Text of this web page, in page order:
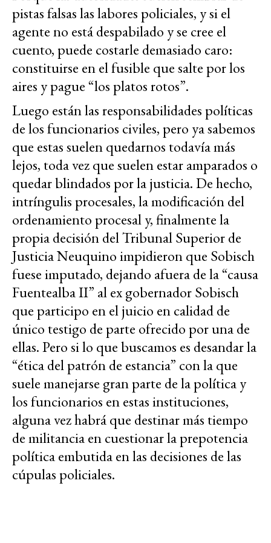
pistas falsas las labores policiales, y si el
agente no está despabilado y se cree el
cuento, puede costarle demasiado caro:
constituirse en el fusible que salte por los
aires y pague “los platos rotos”.
Luego están las responsabilidades políticas
de los funcionarios civiles, pero ya sabemos
que estas suelen quedarnos todavía más
lejos, toda vez que suelen estar amparados o
quedar blindados por la justicia. De hecho,
intríngulis procesales, la modificación del
ordenamiento procesal y, finalmente la
propia decisión del Tribunal Superior de
Justicia Neuquino impidieron que Sobisch
fuese imputado, dejando afuera de la “causa
Fuentealba II” al ex gobernador Sobisch
que participo en el juicio en calidad de
único testigo de parte ofrecido por una de
ellas. Pero si lo que buscamos es desandar la
“ética del patrón de estancia” con la que
suele manejarse gran parte de la política y
los funcionarios en estas instituciones,
alguna vez habrá que destinar más tiempo
de militancia en cuestionar la prepotencia
política embutida en las decisiones de las
cúpulas policiales.